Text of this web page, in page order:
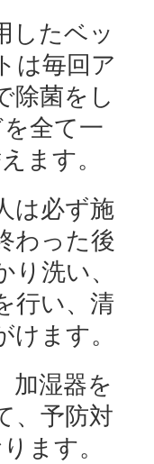
したベッ
は毎回ア
除菌をし
全て一
ます。
は必ず施
わった後
洗い、
行い、清
ます。
加湿器を
、予防対
ます。